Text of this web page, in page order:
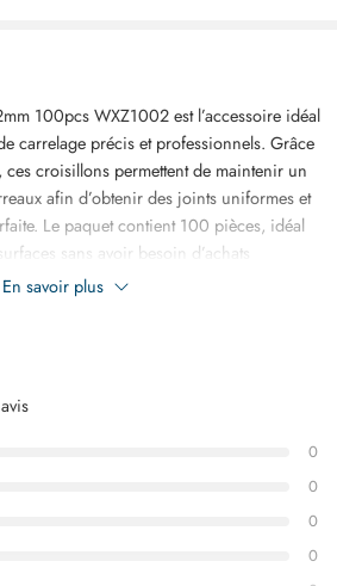
100pcs WXZ1002 est l’accessoire idéal
carrelage précis et professionnels. Grâce
croisillons permettent de maintenir un
afin d’obtenir des joints uniformes et
Le paquet contient 100 pièces, idéal
sans avoir besoin d’achats
en polypropylène (PP) de haute qualité, ils
un maintien ferme des carreaux
0,14 g par pièce, ils sont faciles à
Adaptés aux cuisines, salles de bains,
ces croisillons facilitent le travail
des bricoleurs. Disponible chez
En savoir plus
0
0
0
0